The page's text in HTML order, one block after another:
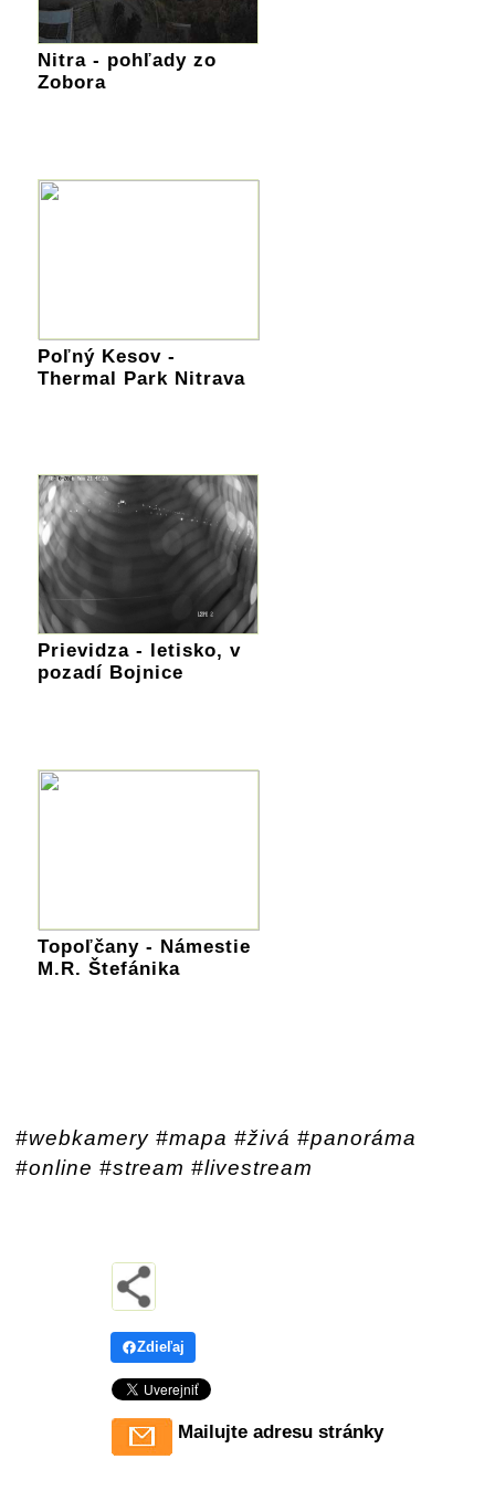
Nitra - pohľady zo
Zobora
Poľný Kesov -
Thermal Park Nitrava
Prievidza - letisko, v
pozadí Bojnice
Topoľčany - Námestie
M.R. Štefánika
#webkamery #mapa #živá #panoráma
#online #stream #livestream
Zdieľaj
Mailujte adresu stránky